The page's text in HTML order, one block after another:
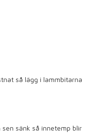
så lägg i lammbitarna
sänk så innetemp blir